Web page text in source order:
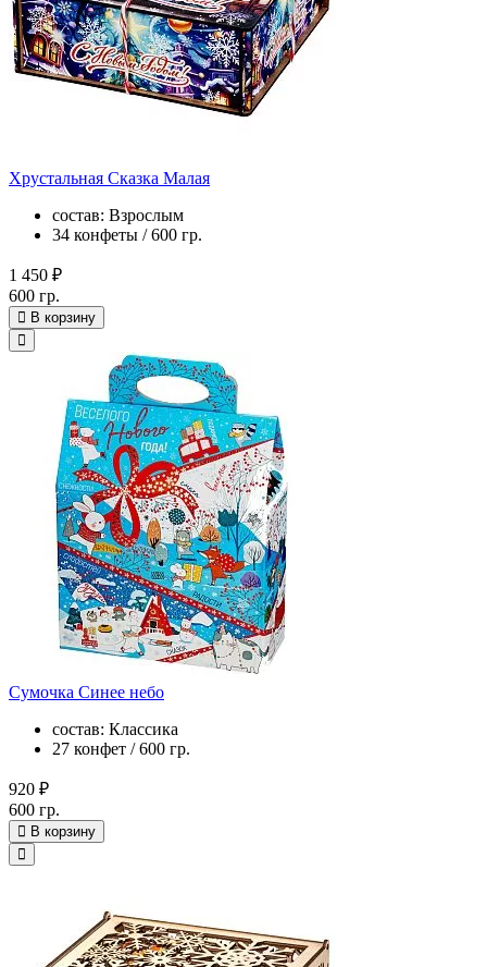
Хрустальная Сказка Малая
состав: Взрослым
34 конфеты / 600 гр.
1 450 ₽
600 гр.
В корзину
Сумочка Синее небо
состав: Классика
27 конфет / 600 гр.
920 ₽
600 гр.
В корзину